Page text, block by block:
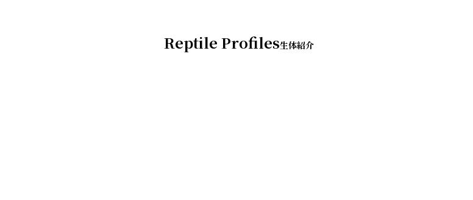
Reptile Profiles